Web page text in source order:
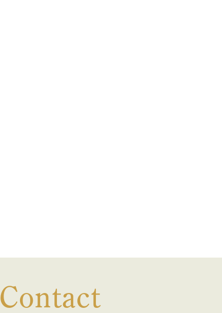
Contact